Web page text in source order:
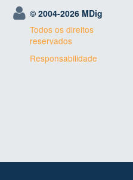
© 2004-2026 MDig
Todos os direitos
reservados
Responsabilidade